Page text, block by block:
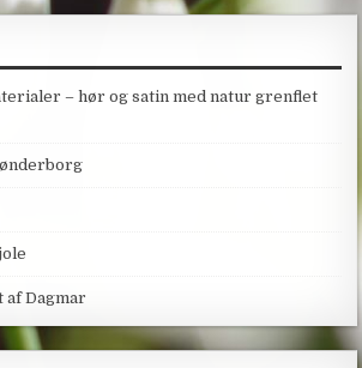
– hør og satin med natur grenflet
Dagmar